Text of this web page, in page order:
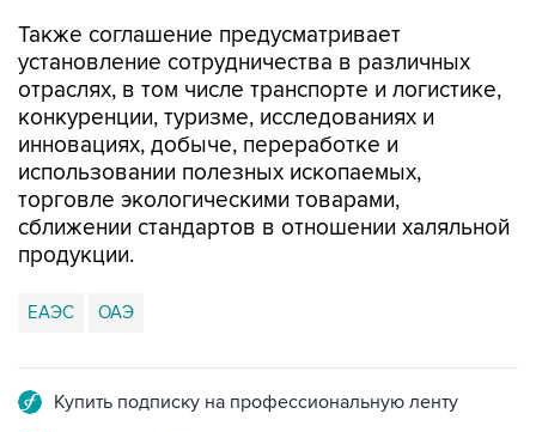
Также соглашение предусматривает
установление сотрудничества в различных
отраслях, в том числе транспорте и логистике,
конкуренции, туризме, исследованиях и
инновациях, добыче, переработке и
использовании полезных ископаемых,
торговле экологическими товарами,
сближении стандартов в отношении халяльной
продукции.
ЕАЭС ОАЭ
Купить подписку на профессиональную ленту